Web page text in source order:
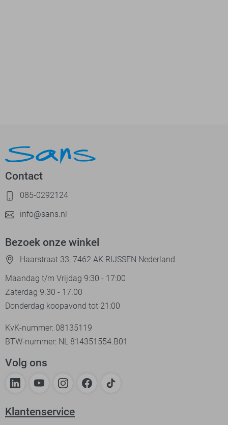
Contact
085-0292124
info@sans.nl
Bezoek onze winkel
Haarstraat 33, 7462 AK RIJSSEN Nederland
Maandag t/m Vrijdag 9:30 - 17:00
Zaterdag 9.30 - 17.00
Donderdag koopavond tot 21:00
KvK-nummer: 08135119
BTW-nummer: NL 814351554.B01
Volg ons
Klantenservice